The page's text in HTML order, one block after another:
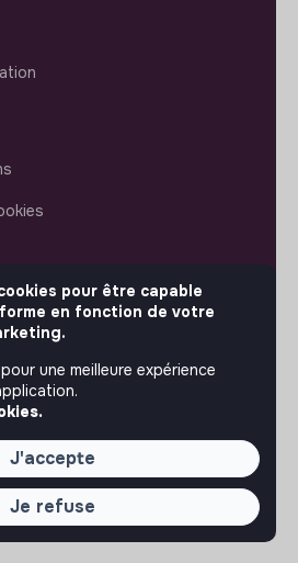
pour être capable
en fonction de votre
une meilleure expérience
J'accepte
Je refuse